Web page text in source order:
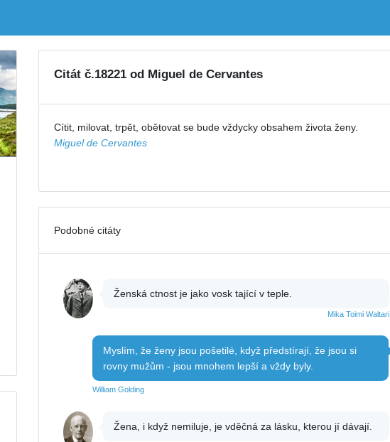
Citát č.18221 od Miguel de Cervantes
Cítit, milovat, trpět, obětovat se bude vždycky obsahem života ženy.
Miguel de Cervantes
Podobné citáty
Ženská ctnost je jako vosk tající v teple.
Mika Toimi Waltari
Myslím, že ženy jsou pošetilé, když předstírají, že jsou si
rovny mužům - jsou mnohem lepší a vždy byly.
William Golding
Žena, i když nemiluje, je vděčná za lásku, kterou jí dávají.